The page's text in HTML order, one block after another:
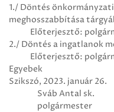
1./ Döntés
meghosszabbítása
Előterjesztő:
2./ Döntés a ingatlanok
Előterjesztő:
Egyebek
Szikszó, 2023.
Sváb Antal sk.
polgármester